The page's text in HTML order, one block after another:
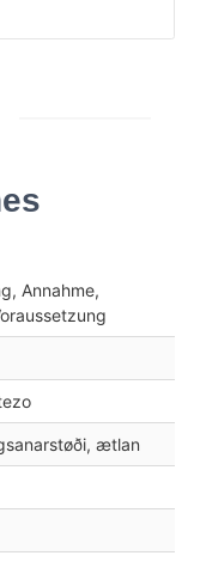
Annahme,
ætlan